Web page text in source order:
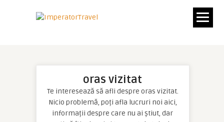
oras vizitat
Te interesează să afli despre oras vizitat.
Nicio problemă, poți afla lucruri noi aici,
informații despre care nu ai știut, dar